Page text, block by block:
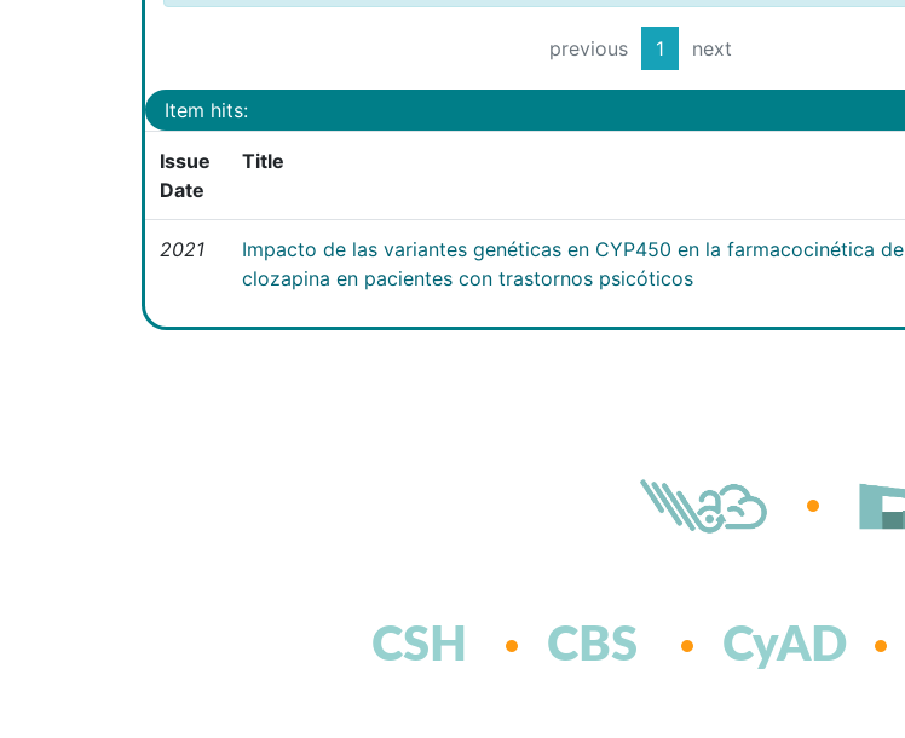
previous 1 next
Item hits:
Issue
Date
Title
2021
Impacto de las variantes genéticas en CYP450 en la farmacocinética de
clozapina en pacientes con trastornos psicóticos
CSH CBS CyAD